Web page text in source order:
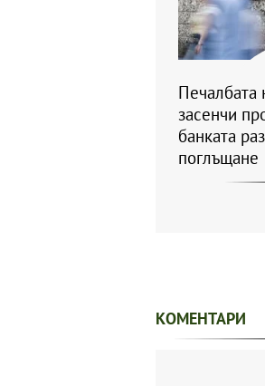
Печалбата
засенчи
банката
поглъщане
КОМЕНТАРИ